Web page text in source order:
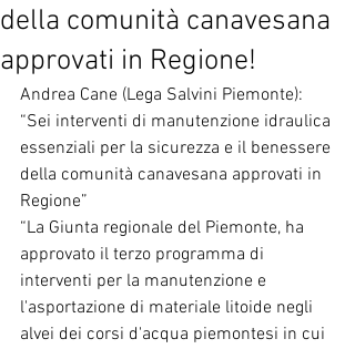
della comunità canavesana
approvati in Regione!
Andrea Cane (Lega Salvini Piemonte):
“Sei interventi di manutenzione idraulica
essenziali per la sicurezza e il benessere
della comunità canavesana approvati in
Regione”
“La Giunta regionale del Piemonte, ha
approvato il terzo programma di
interventi per la manutenzione e
l'asportazione di materiale litoide negli
alvei dei corsi d'acqua piemontesi in cui